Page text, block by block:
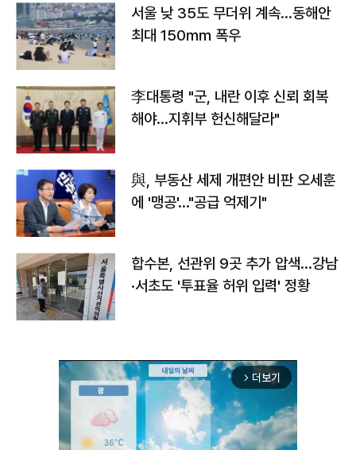
서울 낮 35도 무더위 계속…동해안
최대 150㎜ 폭우
李대통령 "군, 내란 이후 신뢰 회복
해야…지휘부 헌신해달라"
與, 부동산 세제 개편안 비판 오세훈
에 '맹공'…"공급 억제기"
합수본, 선관위 9곳 추가 압색…강남
·서초도 '투표율 허위 입력' 정황
arrow_forward_ios 더보기